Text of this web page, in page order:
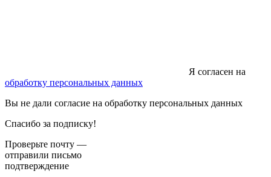
Я согласен на
обработку персональных данных
Вы не дали согласие на обработку персональных данных
Спасибо за подписку!
Проверьте почту —
отправили письмо
подтверждение